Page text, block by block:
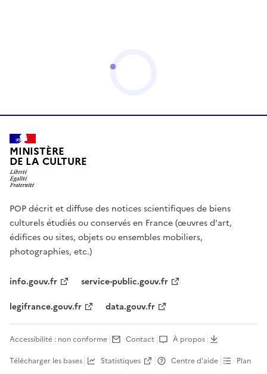
MINISTÈRE
DE LA CULTURE
POP décrit et diffuse des notices scientifiques de biens
culturels étudiés ou conservés en France (œuvres d'art,
édifices ou sites, objets ou ensembles mobiliers,
photographies, etc.)
info.gouv.fr
service-public.gouv.fr
legifrance.gouv.fr
data.gouv.fr
Accessibilité : non conforme Contact
À propos
Télécharger les bases
Statistiques Centre d’aide Plan